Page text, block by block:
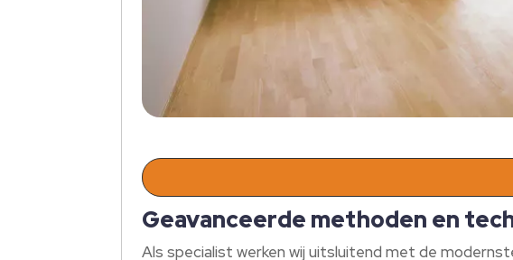
Geavanceerde methoden en
Als specialist werken wij uitsluitend met de